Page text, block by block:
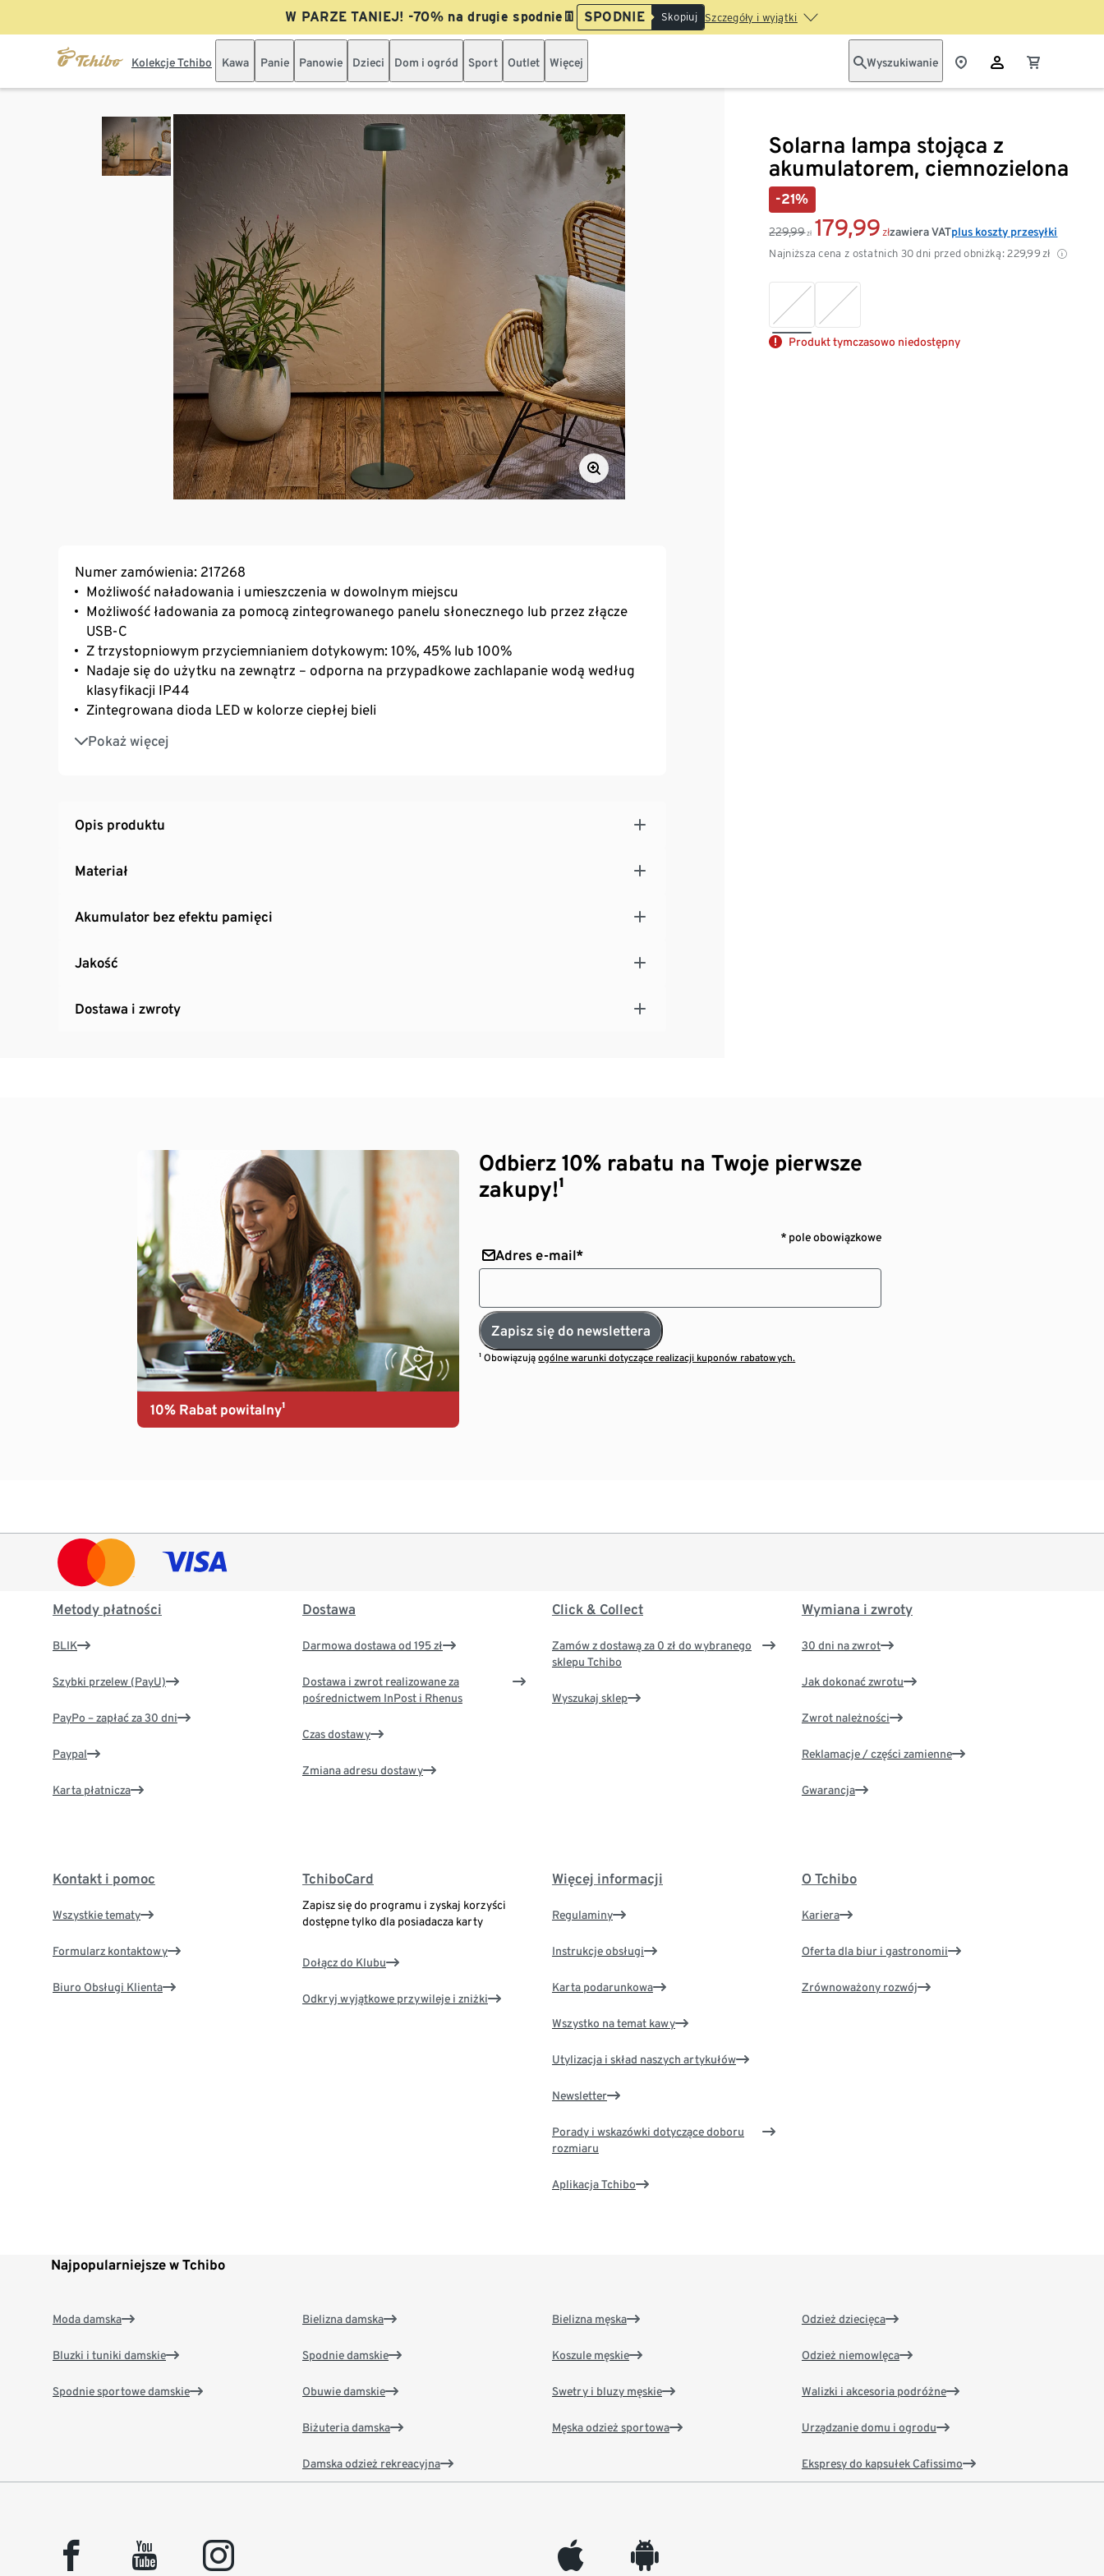
W PARZE TANIEJ! -70% na drugie spodnie👖 SPODNIE Skopiuj Szczegóły i wyjątki
Kolekcje Tchibo Kawa Panie Panowie Dzieci Dom i ogród Sport Outlet Więcej Wyszukiwanie
Solarna lampa stojąca z
akumulatorem, ciemnozielona
-21%
229,99 zł 179,99 zł
Najniższa cena z ostatnich 30 dni przed obniżką: 229,99zł
zawiera VATplus koszty przesyłki
Produkt tymczasowo niedostępny
Numer zamówienia: 217268
Możliwość naładowania i umieszczenia w dowolnym miejscu
Możliwość ładowania za pomocą zintegrowanego panelu słonecznego lub przez złącze
USB-C
Z trzystopniowym przyciemnianiem dotykowym: 10%, 45% lub 100%
Nadaje się do użytku na zewnątrz – odporna na przypadkowe zachlapanie wodą według
klasyfikacji IP44
Zintegrowana dioda LED w kolorze ciepłej bieli
Pokaż więcej
Spód delikatny dla podłoża
Z kablem USB do ładowania
Opis produktu
Materiał
Akumulator bez efektu pamięci
Jakość
Dostawa i zwroty
10% Rabat powitalny¹
Odbierz 10% rabatu na Twoje pierwsze
zakupy!¹
* pole obowiązkowe
Adres e-mail*
Zapisz się do newslettera
¹ Obowiązująogólne warunki dotyczące realizacji kuponów rabatowych.
Metody płatności
BLIK
Szybki przelew (PayU)
PayPo – zapłać za 30 dni
Paypal
Karta płatnicza
Dostawa
Darmowa dostawa od 195 zł
Dostawa i zwrot realizowane za
pośrednictwem InPost i Rhenus
Czas dostawy
Zmiana adresu dostawy
Click & Collect
Zamów z dostawą za 0 zł do wybranego
sklepu Tchibo
Wyszukaj sklep
Wymiana i zwroty
30 dni na zwrot
Jak dokonać zwrotu
Zwrot należności
Reklamacje / części zamienne
Gwarancja
Kontakt i pomoc
Wszystkie tematy
Formularz kontaktowy
Biuro Obsługi Klienta
TchiboCard
Zapisz się do programu i zyskaj korzyści
dostępne tylko dla posiadacza karty
Dołącz do Klubu
Odkryj wyjątkowe przywileje i zniżki
Więcej informacji
Regulaminy
Instrukcje obsługi
Karta podarunkowa
Wszystko na temat kawy
Utylizacja i skład naszych artykułów
Newsletter
Porady i wskazówki dotyczące doboru
rozmiaru
Aplikacja Tchibo
O Tchibo
Kariera
Oferta dla biur i gastronomii
Zrównoważony rozwój
Najpopularniejsze w Tchibo
Moda damska
Bluzki i tuniki damskie
Spodnie sportowe damskie
Bielizna damska
Spodnie damskie
Obuwie damskie
Biżuteria damska
Damska odzież rekreacyjna
Bielizna męska
Koszule męskie
Swetry i bluzy męskie
Męska odzież sportowa
Odzież dziecięca
Odzież niemowlęca
Walizki i akcesoria podróżne
Urządzanie domu i ogrodu
Ekspresy do kapsułek Cafissimo
facebook youtube instagram appleinc android